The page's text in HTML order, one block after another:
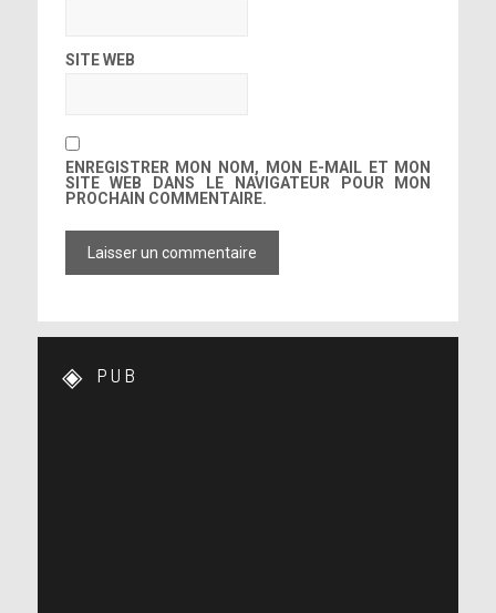
SITE WEB
ENREGISTRER MON NOM, MON E-MAIL ET MON
SITE WEB DANS LE NAVIGATEUR POUR MON
PROCHAIN COMMENTAIRE.
PUB